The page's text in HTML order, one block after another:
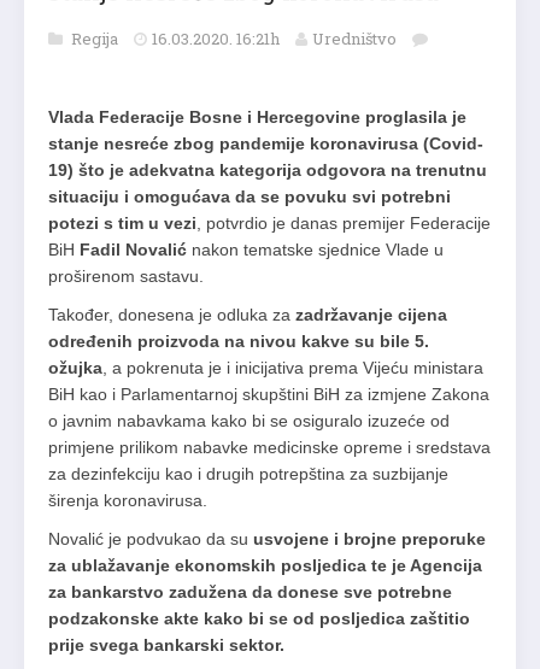
Regija 16.03.2020. 16:21h Uredništvo
Vlada Federacije Bosne i Hercegovine proglasila je
stanje nesreće zbog pandemije koronavirusa (Covid-
19) što je adekvatna kategorija odgovora na trenutnu
situaciju i omogućava da se povuku svi potrebni
potezi s tim u vezi , potvrdio je danas premijer Federacije
BiH Fadil Novalić nakon tematske sjednice Vlade u
proširenom sastavu.
Također, donesena je odluka za zadržavanje cijena
određenih proizvoda na nivou kakve su bile 5.
ožujka , a pokrenuta je i inicijativa prema Vijeću ministara
BiH kao i Parlamentarnoj skupštini BiH za izmjene Zakona
o javnim nabavkama kako bi se osiguralo izuzeće od
primjene prilikom nabavke medicinske opreme i sredstava
za dezinfekciju kao i drugih potrepština za suzbijanje
širenja koronavirusa.
Novalić je podvukao da su usvojene i brojne preporuke
za ublažavanje ekonomskih posljedica te je Agencija
za bankarstvo zadužena da donese sve potrebne
podzakonske akte kako bi se od posljedica zaštitio
prije svega bankarski sektor.